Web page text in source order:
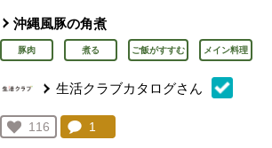
沖縄風豚の角煮
豚肉 煮る ご飯がすすむ メイン料理
生活クラブカタログさん
お気に入り登録：
116
人が登録
コメント：
1